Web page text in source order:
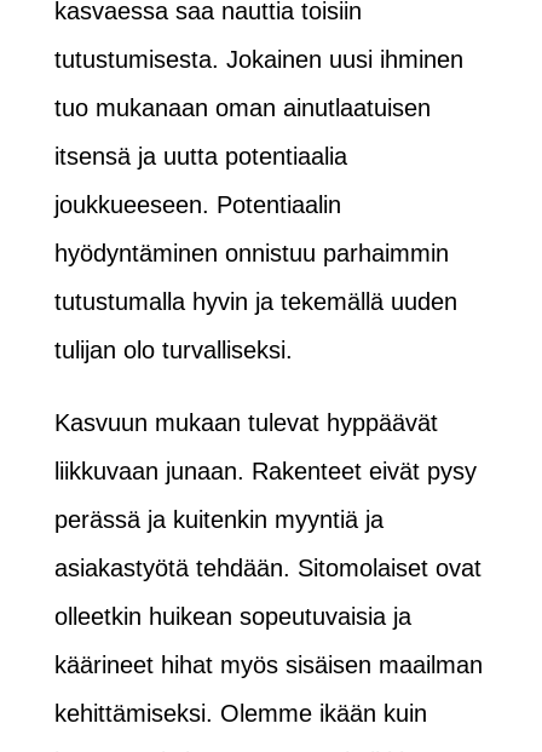
kasvaessa saa nauttia toisiin
tutustumisesta. Jokainen uusi ihminen
tuo mukanaan oman ainutlaatuisen
itsensä ja uutta potentiaalia
joukkueeseen. Potentiaalin
hyödyntäminen onnistuu parhaimmin
tutustumalla hyvin ja tekemällä uuden
tulijan olo turvalliseksi.
Kasvuun mukaan tulevat hyppäävät
liikkuvaan junaan. Rakenteet eivät pysy
perässä ja kuitenkin myyntiä ja
asiakastyötä tehdään. Sitomolaiset ovat
olleetkin huikean sopeutuvaisia ja
käärineet hihat myös sisäisen maailman
kehittämiseksi. Olemme ikään kuin